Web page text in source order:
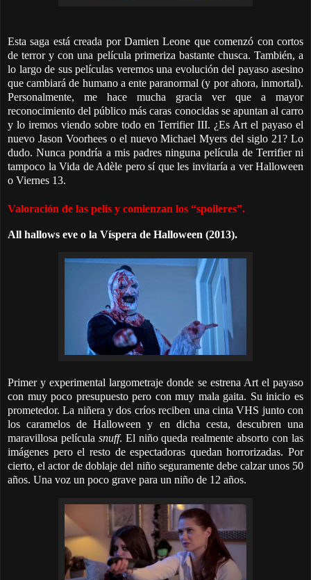
Esta saga está creada por Damien Leone que comenzó con cortos
de terror y con una película primeriza bastante chusca. También, a
lo largo de sus películas veremos una evolución del payaso asesino
que cambiará de humano a ente paranormal (y por ahora, inmortal).
Personalmente, me hace mucha gracia ver que a mayor
reconocimiento del público más caras conocidas se apuntan al carro
y lo iremos viendo sobre todo en Terrifier III. ¿Es Art el payaso el
nuevo Jason Voorhees o el nuevo Michael Myers del siglo 21? Lo
dudo. Nunca pondría a mis padres ninguna película de Terrifier ni
tampoco la Vida de Adèle pero sí que les invitaría a ver Halloween
o Viernes 13.
Valoración de las pelis y comienzan los “spoileres”.
All hallows eve o la Víspera de Halloween (2013).
Primer y experimental largometraje donde se estrena Art el payaso
con muy poco presupuesto pero con muy mala gaita. Su inicio es
prometedor. La niñera y dos críos reciben una cinta VHS junto con
los caramelos de Halloween y en dicha cesta, descubren una
maravillosa película snuff. El niño queda realmente absorto con las
imágenes pero el resto de espectadoras quedan horrorizadas. Por
cierto, el actor de doblaje del niño seguramente debe calzar unos 50
años. Una voz un poco grave para un niño de 12 años.